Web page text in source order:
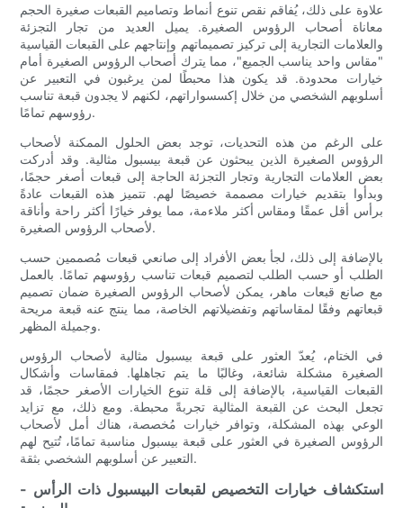
علاوة على ذلك، يُفاقم نقص تنوع أنماط وتصاميم القبعات صغيرة الحجم
معاناة أصحاب الرؤوس الصغيرة. يميل العديد من تجار التجزئة
والعلامات التجارية إلى تركيز تصميماتهم وإنتاجهم على القبعات القياسية
"مقاس واحد يناسب الجميع"، مما يترك أصحاب الرؤوس الصغيرة أمام
خيارات محدودة. قد يكون هذا محبطًا لمن يرغبون في التعبير عن
أسلوبهم الشخصي من خلال إكسسواراتهم، لكنهم لا يجدون قبعة تناسب
رؤوسهم تمامًا.
على الرغم من هذه التحديات، توجد بعض الحلول الممكنة لأصحاب
الرؤوس الصغيرة الذين يبحثون عن قبعة بيسبول مثالية. وقد أدركت
بعض العلامات التجارية وتجار التجزئة الحاجة إلى قبعات أصغر حجمًا،
وبدأوا بتقديم خيارات مصممة خصيصًا لهم. تتميز هذه القبعات عادةً
برأس أقل عمقًا ومقاس أكثر ملاءمة، مما يوفر خيارًا أكثر راحة وأناقة
لأصحاب الرؤوس الصغيرة.
بالإضافة إلى ذلك، لجأ بعض الأفراد إلى صانعي قبعات مُصممين حسب
الطلب أو حسب الطلب لتصميم قبعات تناسب رؤوسهم تمامًا. بالعمل
مع صانع قبعات ماهر، يمكن لأصحاب الرؤوس الصغيرة ضمان تصميم
قبعاتهم وفقًا لمقاساتهم وتفضيلاتهم الخاصة، مما ينتج عنه قبعة مريحة
وجميلة المظهر.
في الختام، يُعدّ العثور على قبعة بيسبول مثالية لأصحاب الرؤوس
الصغيرة مشكلة شائعة، وغالبًا ما يتم تجاهلها. فمقاسات وأشكال
القبعات القياسية، بالإضافة إلى قلة تنوع الخيارات الأصغر حجمًا، قد
تجعل البحث عن القبعة المثالية تجربةً محبطة. ومع ذلك، مع تزايد
الوعي بهذه المشكلة، وتوافر خيارات مُخصصة، هناك أمل لأصحاب
الرؤوس الصغيرة في العثور على قبعة بيسبول مناسبة تمامًا، تُتيح لهم
التعبير عن أسلوبهم الشخصي بثقة.
- استكشاف خيارات التخصيص لقبعات البيسبول ذات الرأس